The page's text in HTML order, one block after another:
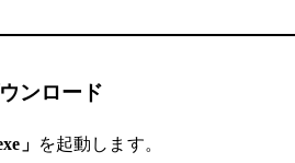
ンロード
」 を起動します。